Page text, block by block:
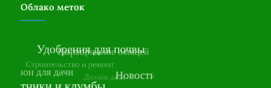
Облако меток